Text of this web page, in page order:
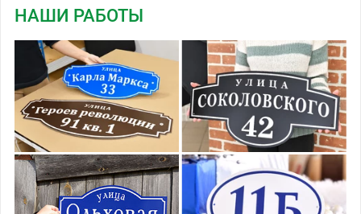
НАШИ РАБОТЫ